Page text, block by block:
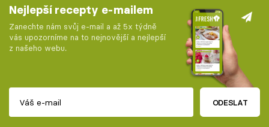
Nejlepší recepty e-mailem
Zanechte nám svůj e-mail a až 5x týdně
vás upozorníme na to nejnovější a nejlepší
z našeho webu.
ODESLAT